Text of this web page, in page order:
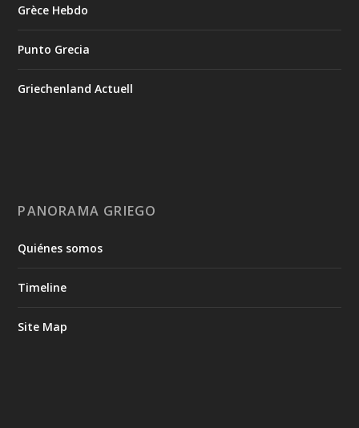
Grèce Hebdo
Punto Grecia
Griechenland Actuell
PANORAMA GRIEGO
Quiénes somos
Timeline
Site Map